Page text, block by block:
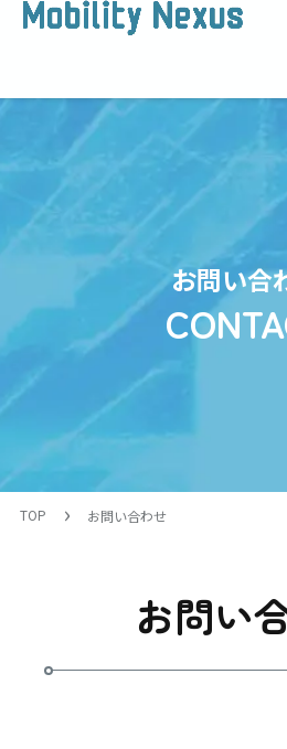
お問い合
TOP お問い合わせ
お問い